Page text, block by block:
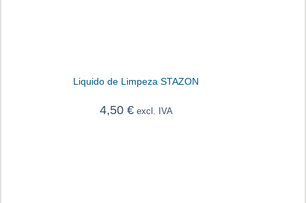
Liquido de Limpeza STAZON
4,50 €excl. IVA